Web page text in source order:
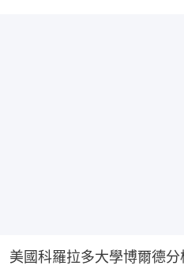
美國科羅拉多大學博爾德